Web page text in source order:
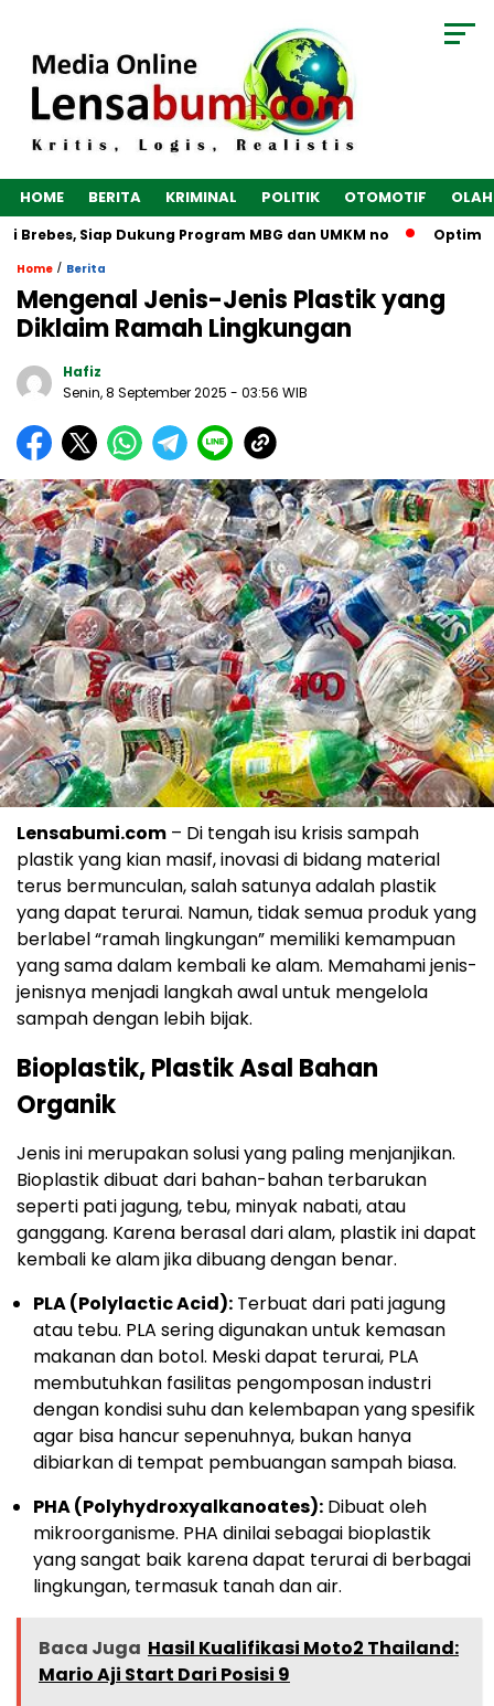
HOME BERITA KRIMINAL POLITIK OTOMOTIF
Siap Dukung Program MBG dan UMKM no
Home / Berita
Mengenal Jenis-Jenis Plastik yang
Diklaim Ramah Lingkungan
Hafiz
Senin, 8 September 2025 - 03:56 WIB
Lensabumi.com – Di tengah isu krisis sampah
plastik yang kian masif, inovasi di bidang material
terus bermunculan, salah satunya adalah plastik
yang dapat terurai. Namun, tidak semua produk yang
berlabel “ramah lingkungan” memiliki kemampuan
yang sama dalam kembali ke alam. Memahami jenis-
jenisnya menjadi langkah awal untuk mengelola
sampah dengan lebih bijak.
Bioplastik, Plastik Asal Bahan
Organik
Jenis ini merupakan solusi yang paling menjanjikan.
Bioplastik dibuat dari bahan-bahan terbarukan
seperti pati jagung, tebu, minyak nabati, atau
ganggang. Karena berasal dari alam, plastik ini dapat
kembali ke alam jika dibuang dengan benar.
PLA (Polylactic Acid): Terbuat dari pati jagung
atau tebu. PLA sering digunakan untuk kemasan
makanan dan botol. Meski dapat terurai, PLA
membutuhkan fasilitas pengomposan industri
dengan kondisi suhu dan kelembapan yang spesifik
agar bisa hancur sepenuhnya, bukan hanya
dibiarkan di tempat pembuangan sampah biasa.
PHA (Polyhydroxyalkanoates): Dibuat oleh
mikroorganisme. PHA dinilai sebagai bioplastik
yang sangat baik karena dapat terurai di berbagai
lingkungan, termasuk tanah dan air.
Baca Juga Hasil Kualifikasi Moto2 Thailand:
Mario Aji Start Dari Posisi 9